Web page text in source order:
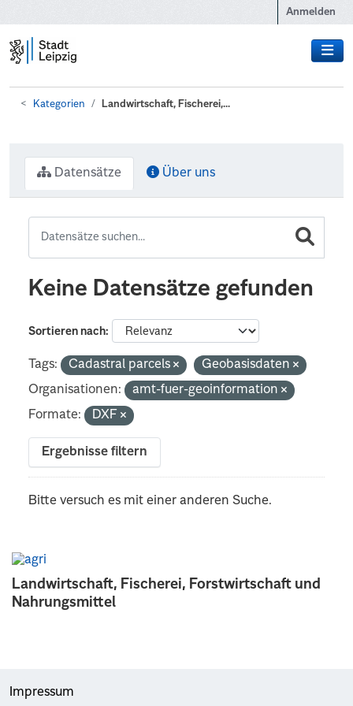
Anmelden
Kategorien Landwirtschaft, Fischerei,...
Landwirtschaft, Fischerei, Forstwirtschaft und
Nahrungsmittel
Datensätze Über uns
Keine Datensätze gefunden
Sortieren nach
Tags: Cadastral parcels
Geobasisdaten
Organisationen:
amt-fuer-geoinformation
Formate:
DXF
Ergebnisse filtern
Bitte versuch es mit einer anderen Suche.
Impressum